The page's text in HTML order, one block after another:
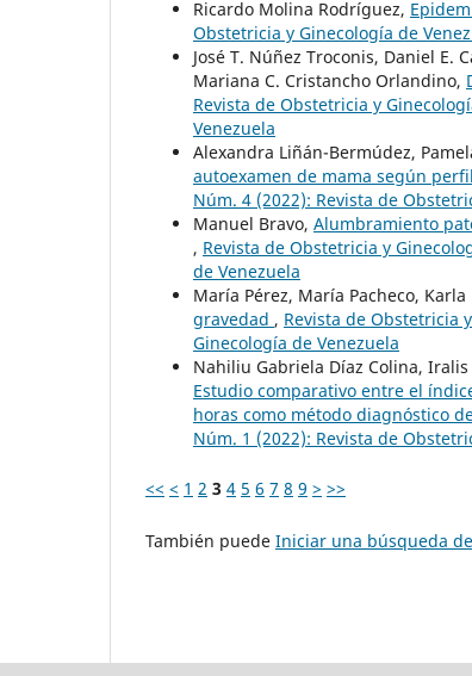
Ricardo Molina Rodríguez,
Obstetricia y Ginecología de
José T. Núñez Troconis, Daniel E.
Mariana C. Cristancho Orlandino,
Revista de Obstetricia y
Venezuela
Alexandra Liñán-Bermúdez,
autoexamen de mama según
Núm. 4 (2022): Revista de
Manuel Bravo, Alumbramiento
, Revista de Obstetricia y
de Venezuela
María Pérez, María Pacheco,
gravedad , Revista de Obstetricia
Ginecología de Venezuela
Nahiliu Gabriela Díaz Colina,
Estudio comparativo entre el
horas como método diagnóstico
Núm. 1 (2022): Revista de
<< < 1 2 3 4 5 6 7 8 9 > >>
También puede Iniciar una búsqueda